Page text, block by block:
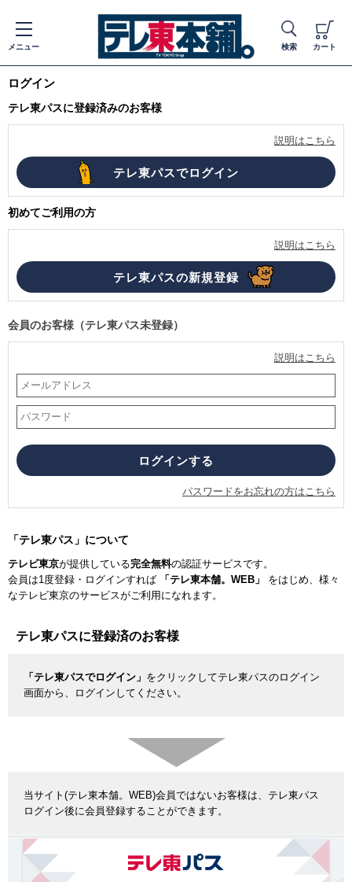
メニュー 検索 カート
ログイン
テレ東パスに登録済みのお客様
説明はこちら
初めてご利用の方
説明はこちら
会員のお客様（テレ東パス未登録）
説明はこちら
パスワードをお忘れの方はこちら
「テレ東パス」について
テレビ東京が提供している完全無料の認証サービスです。
会員は1度登録・ログインすれば
「テレ東本舗。WEB」 をはじめ、様々
なテレビ東京のサービスがご利用になれます。
テレ東パスに登録済のお客様
「テレ東パスでログイン」 をクリックしてテレ東パスのログイン
画面から、ログインしてください。
当サイト(テレ東本舗。WEB)会員ではないお客様は、テレ東パス
ログイン後に会員登録することができます。